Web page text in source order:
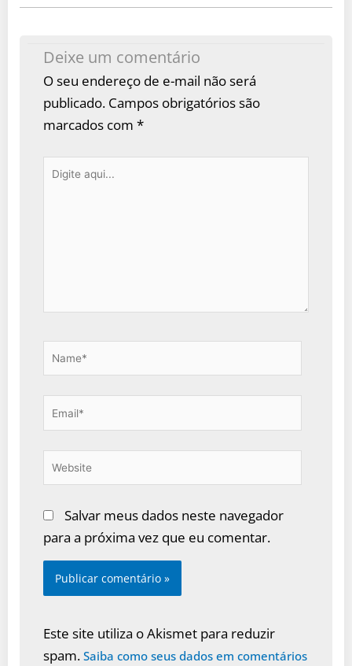
Deixe um comentário
O seu endereço de e-mail não será
publicado. Campos obrigatórios são
marcados com *
Digite
Name*
Email*
Website
Salvar meus dados neste navegador
para a próxima vez que eu comentar.
Este site utiliza o Akismet para reduzir
spam. Saiba como seus dados em comentários